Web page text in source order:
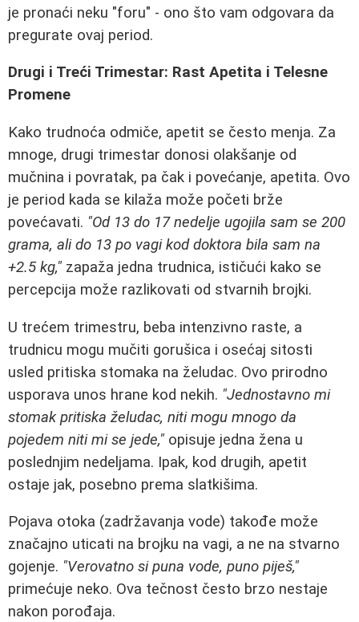
je pronaći neku "foru" - ono što vam odgovara da
pregurate ovaj period.
Drugi i Treći Trimestar: Rast Apetita i Telesne
Promene
Kako trudnoća odmiče, apetit se često menja. Za
mnoge, drugi trimestar donosi olakšanje od
mučnina i povratak, pa čak i povećanje, apetita. Ovo
je period kada se kilaža može početi brže
povećavati. "Od 13 do 17 nedelje ugojila sam se 200
grama, ali do 13 po vagi kod doktora bila sam na
+2.5 kg," zapaža jedna trudnica, ističući kako se
percepcija može razlikovati od stvarnih brojki.
U trećem trimestru, beba intenzivno raste, a
trudnicu mogu mučiti gorušica i osećaj sitosti
usled pritiska stomaka na želudac. Ovo prirodno
usporava unos hrane kod nekih. "Jednostavno mi
stomak pritiska želudac, niti mogu mnogo da
pojedem niti mi se jede," opisuje jedna žena u
poslednjim nedeljama. Ipak, kod drugih, apetit
ostaje jak, posebno prema slatkišima.
Pojava otoka (zadržavanja vode) takođe može
značajno uticati na brojku na vagi, a ne na stvarno
gojenje. "Verovatno si puna vode, puno piješ,"
primećuje neko. Ova tečnost često brzo nestaje
nakon porođaja.